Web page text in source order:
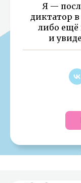
Я —
диктатор в
либо
и